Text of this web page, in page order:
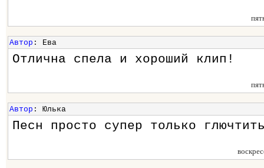
Автор : Ева
Отлична спела и хороший клип!
Автор : Юлька
Песн просто супер только